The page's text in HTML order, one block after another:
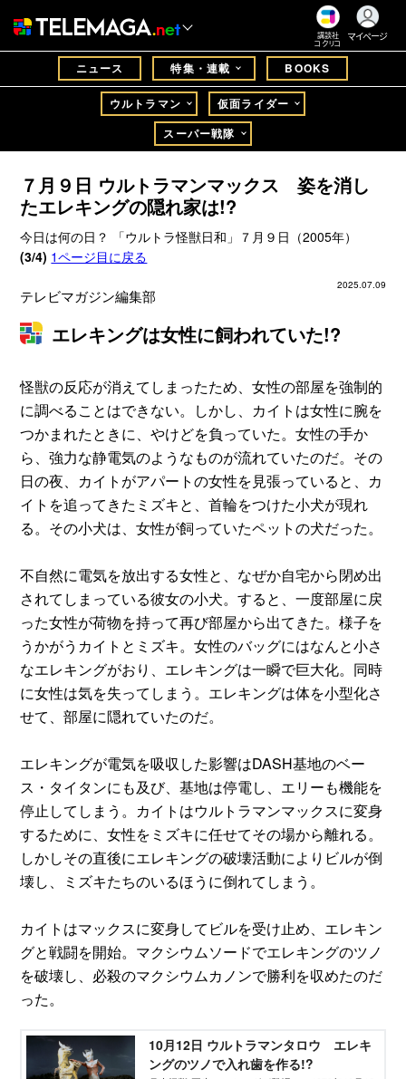
講談社
コクリコ
マイページ
ニュース 特集・連載 BOOKS
ウルトラマン
仮面ライダー
スーパー戦隊
７月９日 ウルトラマンマックス 姿を消し
たエレキングの隠れ家は!?
今日は何の日？ 「ウルトラ怪獣日和」７月９日（2005年）
(3/4) 1ページ目に戻る
2025.07.09
テレビマガジン編集部
エレキングは女性に飼われていた!?
怪獣の反応が消えてしまったため、女性の部屋を強制的
に調べることはできない。しかし、カイトは女性に腕を
つかまれたときに、やけどを負っていた。女性の手か
ら、強力な静電気のようなものが流れていたのだ。その
日の夜、カイトがアパートの女性を見張っていると、カ
イトを追ってきたミズキと、首輪をつけた小犬が現れ
る。その小犬は、女性が飼っていたペットの犬だった。
不自然に電気を放出する女性と、なぜか自宅から閉め出
されてしまっている彼女の小犬。すると、一度部屋に戻
った女性が荷物を持って再び部屋から出てきた。様子を
うかがうカイトとミズキ。女性のバッグにはなんと小さ
なエレキングがおり、エレキングは一瞬で巨大化。同時
に女性は気を失ってしまう。エレキングは体を小型化さ
せて、部屋に隠れていたのだ。
エレキングが電気を吸収した影響はDASH基地のベー
ス・タイタンにも及び、基地は停電し、エリーも機能を
停止してしまう。カイトはウルトラマンマックスに変身
するために、女性をミズキに任せてその場から離れる。
しかしその直後にエレキングの破壊活動によりビルが倒
壊し、ミズキたちのいるほうに倒れてしまう。
カイトはマックスに変身してビルを受け止め、エレキン
グと戦闘を開始。マクシウムソードでエレキングのツノ
を破壊し、必殺のマクシウムカノンで勝利を収めたのだ
った。
10月12日 ウルトラマンタロウ エレキ
ングのツノで入れ歯を作る!?